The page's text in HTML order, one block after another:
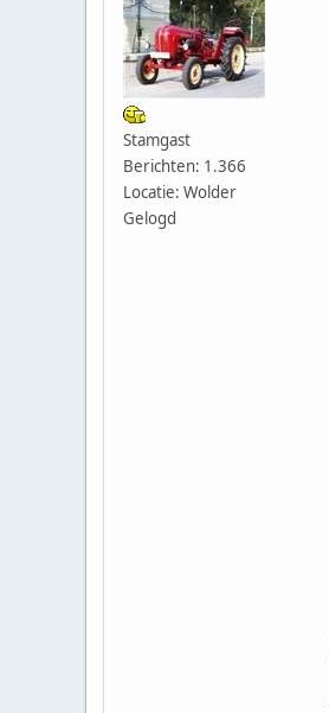
Stamgast
Berichten: 1.366
Locatie: Wolder
Gelogd